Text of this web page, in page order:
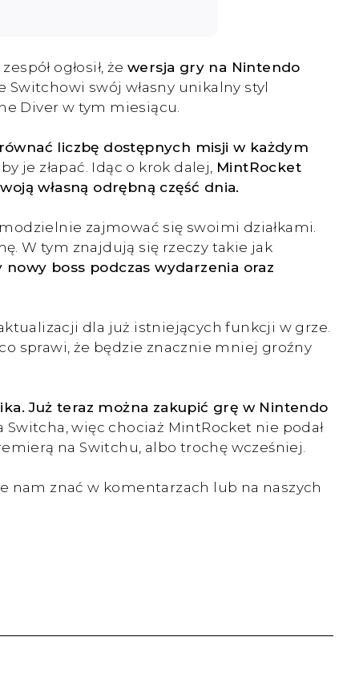
ogłosił, żewersja gry na Nintendo
Switchowi swój własny unikalny styl
Diver w tym miesiącu.
liczbę dostępnych misji w każdym
je złapać. Idąc o krok dalej, MintRocket
własną odrębną część dnia.
zajmować się swoimi działkami.
W tym znajdują się rzeczy takie jak
boss podczas wydarzenia oraz
dla już istniejących funkcji w grze.
sprawi, że będzie znacznie mniej groźny
Już teraz można zakupić grę w Nintendo
więc chociaż MintRocket nie podał
na Switchu, albo trochę wcześniej.
nam znać w komentarzach lub na naszych